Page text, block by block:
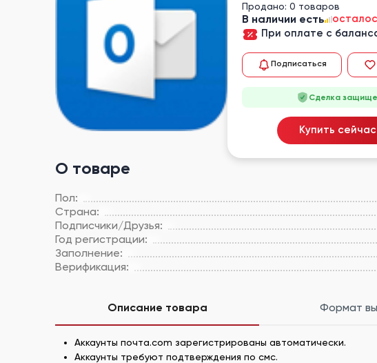
О товаре
Пол:
Страна:
Подписчики/Друзья:
Год регистрации:
Заполнение:
Верификация:
Продано: 0 товаров
В наличии есть
При оплате с
Подписаться
Сделка
Купить сейчас
Описание товара Формат
Аккаунты почта.com зарегистрированы автоматически.
Аккаунты требуют подтверждения по смс.